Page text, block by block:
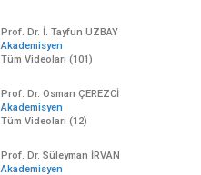
Prof. Dr. İ. Tayfun UZBAY
Akademisyen
Tüm Videoları (101)
Prof. Dr. Osman ÇEREZCİ
Akademisyen
Tüm Videoları (12)
Prof. Dr. Süleyman İRVAN
Akademisyen